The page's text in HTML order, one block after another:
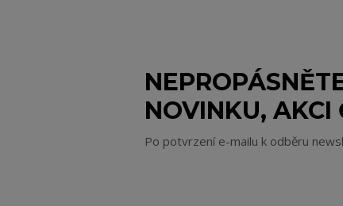
NOVINKU, AKCI
Po potvrzení e-mailu k odběru